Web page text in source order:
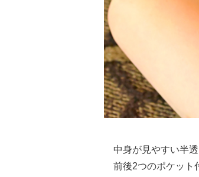
中身が見やすい半
前後2つのポケット